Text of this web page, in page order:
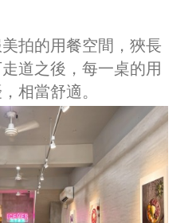
拍的用餐空間，狹長
道之後，每一桌的用
相當舒適。